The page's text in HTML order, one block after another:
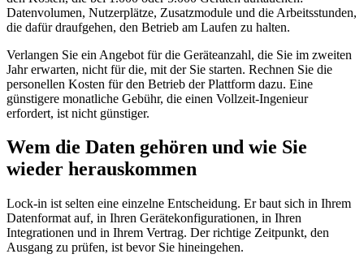
Datenvolumen, Nutzerplätze, Zusatzmodule und die Arbeitsstunden,
die dafür draufgehen, den Betrieb am Laufen zu halten.
Verlangen Sie ein Angebot für die Geräteanzahl, die Sie im zweiten
Jahr erwarten, nicht für die, mit der Sie starten. Rechnen Sie die
personellen Kosten für den Betrieb der Plattform dazu. Eine
günstigere monatliche Gebühr, die einen Vollzeit-Ingenieur
erfordert, ist nicht günstiger.
Wem die Daten gehören und wie Sie
wieder herauskommen
Lock-in ist selten eine einzelne Entscheidung. Er baut sich in Ihrem
Datenformat auf, in Ihren Gerätekonfigurationen, in Ihren
Integrationen und in Ihrem Vertrag. Der richtige Zeitpunkt, den
Ausgang zu prüfen, ist bevor Sie hineingehen.